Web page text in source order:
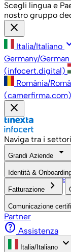
Scegli lingua e
nostro gruppo
close
Italia/Italiano
Germany/
(infocert.digital)
România/
(camerfirma.com)
close
Naviga tra i settori
Grandi Aziende arrow_drop_down
PMI,
Amministrazione
Identità &
Fatturazione keyboard_arrow_right
Comunicazione
Partner
help Assistenza
Italia/Italiano keyboard_arrow_down